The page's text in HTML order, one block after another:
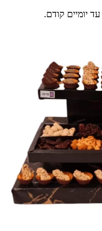
יומיים קודם.